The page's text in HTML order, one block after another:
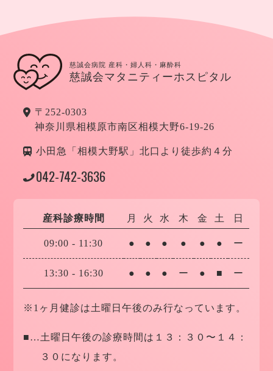
慈誠会病院 産科・婦人科・麻酔科
慈誠会マタニティーホスピタル
〒252-0303
神奈川県相模原市南区相模大野6-19-26
小田急「相模大野駅」北口より徒歩約４分
042-742-3636
産科診療時間 月 火 水 木 金 土 日
09:00 - 11:30 ● ● ● ● ● ● ー
13:30 - 16:30 ● ● ● ー ● ■ ー
※1ヶ月健診は土曜日午後のみ行なっています。
■…土曜日午後の診療時間は１３：３０〜１４：
３０になります。